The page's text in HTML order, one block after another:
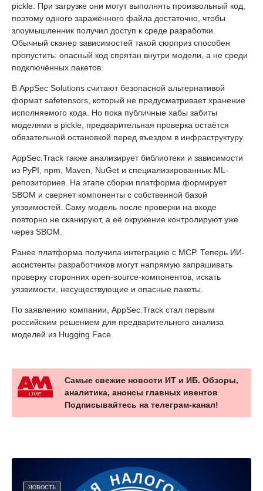
pickle. При загрузке они могут выполнять произвольный код,
поэтому одного заражённого файла достаточно, чтобы
злоумышленник получил доступ к среде разработки.
Обычный сканер зависимостей такой сюрприз способен
пропустить: опасный код спрятан внутри модели, а не среди
подключённых пакетов.
В AppSec Solutions считают безопасной альтернативой
формат safetensors, который не предусматривает хранение
исполняемого кода. Но пока публичные хабы забиты
моделями в pickle, предварительная проверка остаётся
обязательной остановкой перед въездом в инфраструктуру.
AppSec.Track также анализирует библиотеки и зависимости
из PyPI, npm, Maven, NuGet и специализированных ML-
репозиториев. На этапе сборки платформа формирует
SBOM и сверяет компоненты с собственной базой
уязвимостей. Саму модель после проверки на входе
повторно не сканируют, а её окружение контролируют уже
через SBOM.
Ранее платформа получила интеграцию с MCP. Теперь ИИ-
ассистенты разработчиков могут напрямую запрашивать
проверку сторонних open-source-компонентов, искать
уязвимости, несуществующие и опасные пакеты.
По заявлению компании, AppSec.Track стал первым
российским решением для предварительного анализа
моделей из Hugging Face.
Самые свежие новости ИТ и ИБ. Обзоры,
аналитика, анонсы главных ивентов
Подписывайтесь на телеграм-канал!
НОВОСТЬ